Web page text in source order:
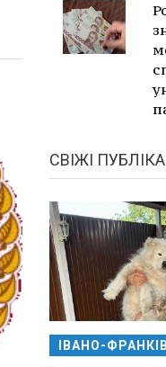
СВІЖІ
ІВАНО-